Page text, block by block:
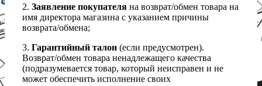
2. Заявление покупателя на возврат/обмен товара на
имя директора магазина с указанием причины
возврата/обмена;
3. Гарантийный талон (если предусмотрен).
Возврат/обмен товара ненадлежащего качества
(подразумевается товар, который неисправен и не
может обеспечить исполнение своих